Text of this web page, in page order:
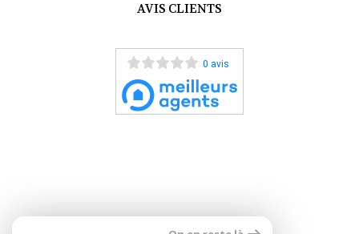
AVIS CLIENTS
0 avis